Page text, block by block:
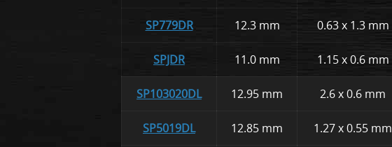
SP779DR 12.3 mm 0.63 x 1.3 mm
SPJDR 11.0 mm 1.15 x 0.6 mm
SP103020DL 12.95 mm 2.6 x 0.6 mm
SP5019DL 12.85 mm 1.27 x 0.55 mm